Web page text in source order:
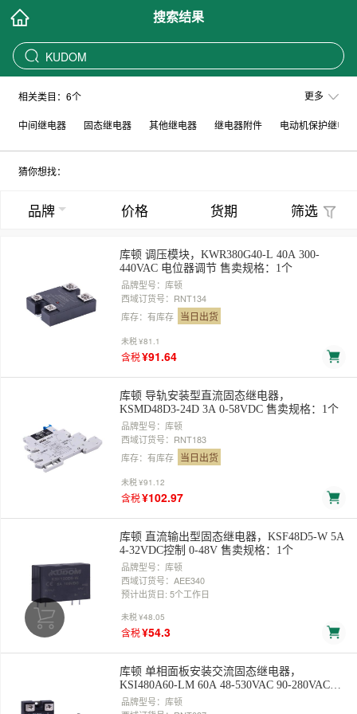
搜索结果
KUDOM
相关类目：6个 更多
中间继电器 固态继电器 其他继电器 继电器附件 电动机保护继电器
猜你想找：
品牌 价格 货期 筛选
库顿 调压模块，KWR380G40-L 40A 300-
440VAC 电位器调节 售卖规格：1个
品牌型号：库顿
西域订货号：RNT134
库存：有库存 当日出货
未税¥81.1
含税¥91.64
库顿 导轨安装型直流固态继电器，
KSMD48D3-24D 3A 0-58VDC 售卖规格：1个
品牌型号：库顿
西域订货号：RNT183
库存：有库存 当日出货
未税¥91.12
含税¥102.97
库顿 直流输出型固态继电器，KSF48D5-W 5A
4-32VDC控制 0-48V 售卖规格：1个
品牌型号：库顿
西域订货号：AEE340
预计出货日: 5个工作日
未税¥48.05
含税¥54.3
库顿 单相面板安装交流固态继电器，
KSI480A60-LM 60A 48-530VAC 90-280VAC控
制 售卖规格：1个
品牌型号：库顿